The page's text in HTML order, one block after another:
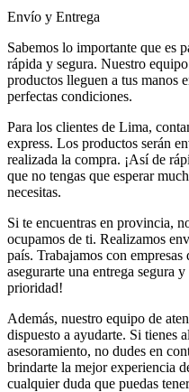
Envío y Entrega
Sabemos lo importante que es
rápida y segura. Nuestro
productos lleguen a tus manos
perfectas condiciones.
Para los clientes de Lima,
express. Los productos serán
realizada la compra. ¡Así de
que no tengas que esperar
necesitas.
Si te encuentras en provincia,
ocupamos de ti. Realizamos
país. Trabajamos con
asegurarte una entrega segura
prioridad!
Además, nuestro equipo de
dispuesto a ayudarte. Si tienes
asesoramiento, no dudes en
brindarte la mejor experiencia
cualquier duda que puedas